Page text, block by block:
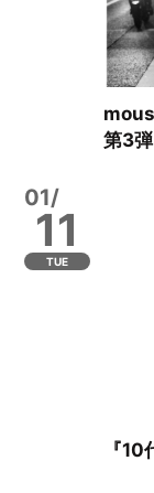
第3
01/
11
TUE
『